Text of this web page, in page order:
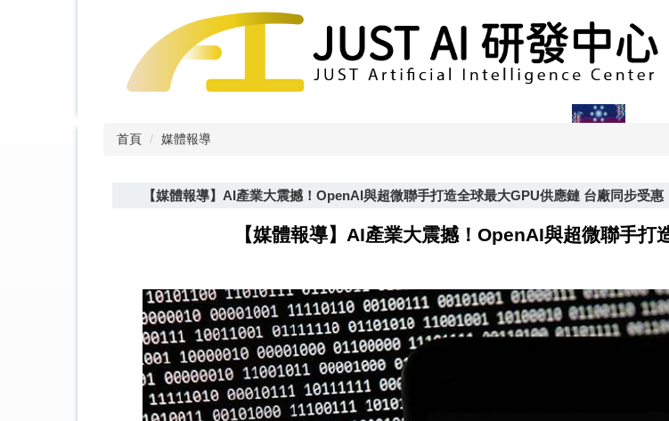
首頁 媒體報導
【媒體報導】AI產業大震撼！OpenAI與超微聯手打造全球最大GPU供應鏈 台廠同步受惠
【媒體報導】AI產業大震撼！OpenAI與超微聯手